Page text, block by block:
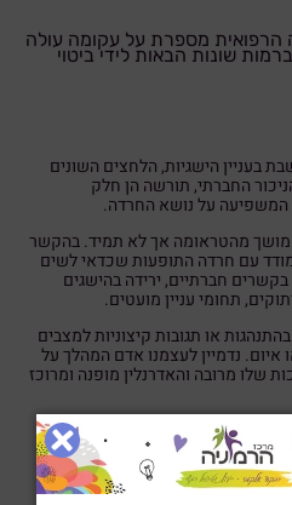
מספרת על עקומה עולה
שונות הבאות לידי ביטוי
בעניין הישגיות, הלחצים השונים
החברתי, תורשה הן חלק
על נושא החרדה.
מהטראומה אך לא תמיד. בהקשר
עם חרדה התופעות שכדאי לשים
חברתיים, ירידה בהישגים
תחומי עניין מועטים.
או תגובות קיצוניות למצבים
נדמיין לעצמנו אדם המהלך על
שלו מרובה והאדרנלין מופנה ומרוכז
הוא נמצא בדריכות גבוהה
וההתנהגות שלו מופעלת מנגנוני ההישרדות fight ,flight, freeze מנגנונים
שמקורה במוח הזחלי האחורי.
שהיא איננו מסוגלים להפנות את